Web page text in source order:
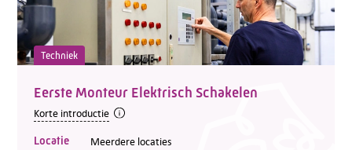
Techniek
Eerste Monteur Elektrisch Schakelen
Korte introductie
Locatie Meerdere locaties